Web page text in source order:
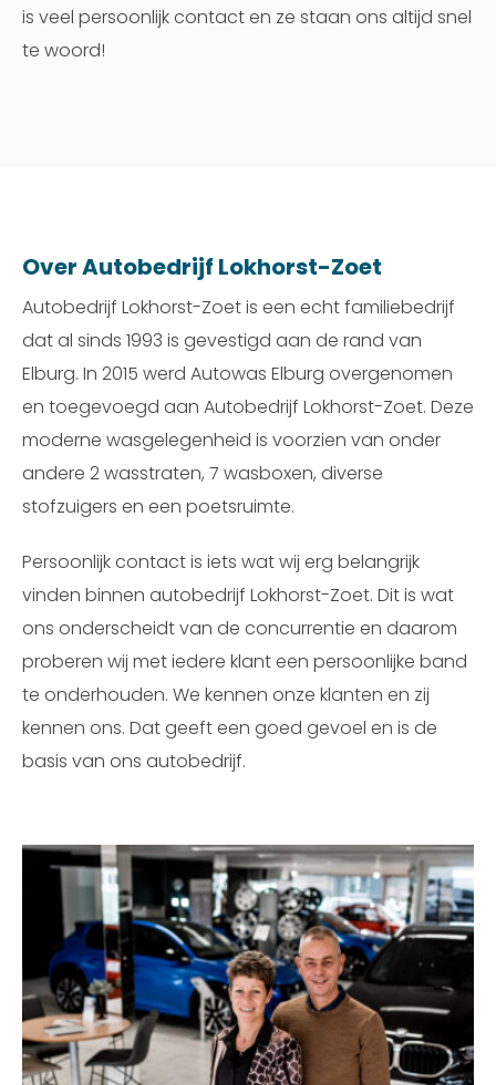
is veel persoonlijk contact en ze staan ons altijd snel
te woord!
Over Autobedrijf Lokhorst-Zoet
Autobedrijf Lokhorst-Zoet is een echt familiebedrijf
dat al sinds 1993 is gevestigd aan de rand van
Elburg. In 2015 werd Autowas Elburg overgenomen
en toegevoegd aan Autobedrijf Lokhorst-Zoet. Deze
moderne wasgelegenheid is voorzien van onder
andere 2 wasstraten, 7 wasboxen, diverse
stofzuigers en een poetsruimte.
Persoonlijk contact is iets wat wij erg belangrijk
vinden binnen autobedrijf Lokhorst-Zoet. Dit is wat
ons onderscheidt van de concurrentie en daarom
proberen wij met iedere klant een persoonlijke band
te onderhouden. We kennen onze klanten en zij
kennen ons. Dat geeft een goed gevoel en is de
basis van ons autobedrijf.